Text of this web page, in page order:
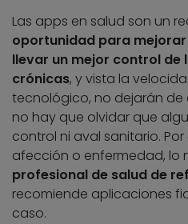
Las apps en salud son un
oportunidad para
llevar un mejor control de
crónicas, y vista la
tecnológico, no dejarán de
no hay que olvidar que
control ni aval sanitario.
afección o enfermedad, lo
profesional de salud de
recomiende aplicaciones
caso.